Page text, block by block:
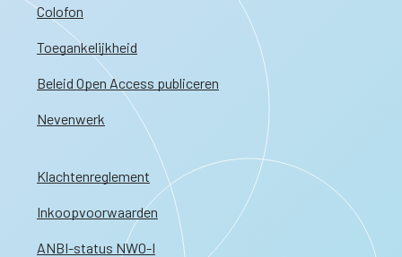
Colofon
Toegankelijkheid
Beleid Open Access publiceren
Nevenwerk
Klachtenreglement
Inkoopvoorwaarden
ANBI-status NWO-I